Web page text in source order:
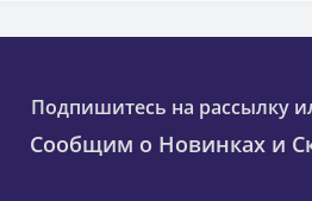
Подпишитесь на рассылку
Сообщим о Новинках и